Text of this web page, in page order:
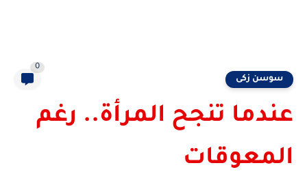
سوسن زكى
0
عندما تنجح المرأة.. رغم
المعوقات